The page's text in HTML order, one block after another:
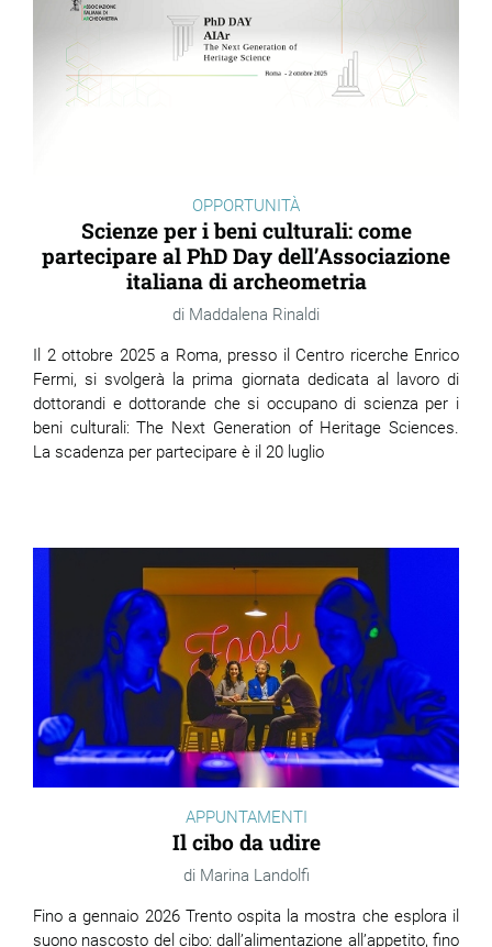
OPPORTUNITÀ
Scienze per i beni culturali: come
partecipare al PhD Day dell’Associazione
italiana di archeometria
Maddalena Rinaldi
Il 2 ottobre 2025 a Roma, presso il Centro ricerche Enrico
Fermi, si svolgerà la prima giornata dedicata al lavoro di
dottorandi e dottorande che si occupano di scienza per i
beni culturali: The Next Generation of Heritage Sciences.
La scadenza per partecipare è il 20 luglio
APPUNTAMENTI
Il cibo da udire
Marina Landolfi
Fino a gennaio 2026 Trento ospita la mostra che esplora il
suono nascosto del cibo: dall’alimentazione all’appetito, fino